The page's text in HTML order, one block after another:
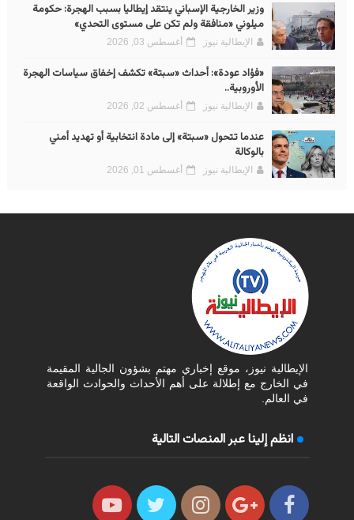
وزير الخارجية الإسباني ينتقد إيطاليا بسبب الهجرة: حكومة
ميلوني «منافقة ولم تكن على مستوى التحدي»
الإيطالية نيوز أغسطس 03, 2026
«فؤاد عودة»: أحداث «سبتة» تكشف إخفاق سياسات الهجرة
الأوروبية..
الإيطالية نيوز أغسطس 02, 2026
عندما تتحول «سبتة» إلى مادة انتخابية أو تهديد أمني
بالوكالة
الإيطالية نيوز أغسطس 01, 2026
الإيطالية نيوز، موقع إخباري مهتم بشؤون الجالية المقيمة
في الخارج مع إطلالة على أهم الأحداث والحوادث الواقعة
في العالم.
انظم إلينا عبر المنصات التالية